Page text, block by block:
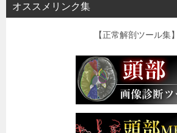
オススメリンク集
【正常解剖ツール集】